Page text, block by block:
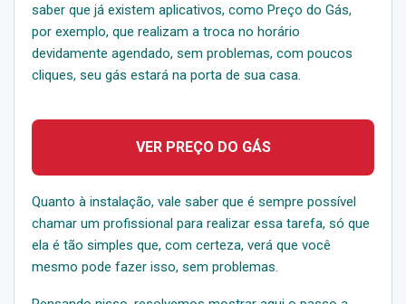
saber que já existem aplicativos, como Preço do Gás,
por exemplo, que realizam a troca no horário
devidamente agendado, sem problemas, com poucos
cliques, seu gás estará na porta de sua casa.
VER PREÇO DO GÁS
Quanto à instalação, vale saber que é sempre possível
chamar um profissional para realizar essa tarefa, só que
ela é tão simples que, com certeza, verá que você
mesmo pode fazer isso, sem problemas.